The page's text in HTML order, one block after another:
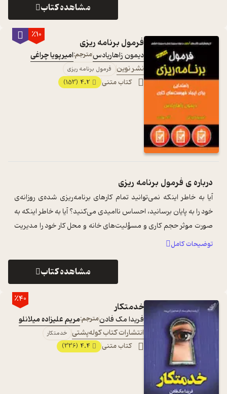
مشاهده کتاب
٪10
فرمول برنامه ریزی
دیمون زاهاریادسمترجم:امیرپویا چراغی
نشر نوین
فرمول برنامه ریزی
کتاب متنی 4.2
(153)
درباره ی فرمول برنامه ریزی
آیا به خاطر اینکه نمی‌توانید تمام کارهای برنامه‌ریزی شده‌ی روزانه‌ی
خود را به پایان برسانید، احساس ناامیدی می‌کنید؟ آیا به خاطر اینکه به
صورت موثر حجم کاری و مسؤلیت‌های خانه و محل کار خود را مدیریت
نم ...
...
توضیحات کامل
مشاهده کتاب
٪40
خدمتکار
فریدا مک‌ فادنمترجم:مریم علیزاده میلانلو
انتشارات کتاب کوله‌پشتی خدمتکار
کتاب متنی 4.4
(336)